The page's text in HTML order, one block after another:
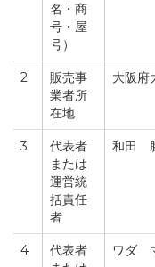
名・商
号・屋
号）
2
販売事
業者所
在地
大阪府
3
代表者
または
運営統
括責任
者
和田
4
代表者
ワダ